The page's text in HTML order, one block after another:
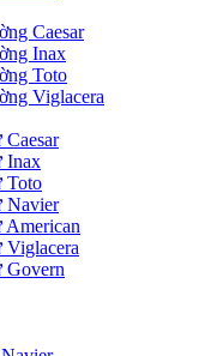
Caesar
Inax
Toto
Viglacera
Inax
Toto
Navier
American
Viglacera
Govern